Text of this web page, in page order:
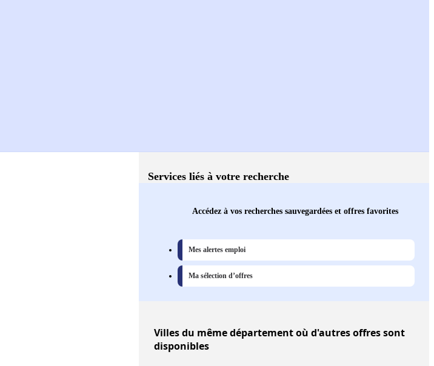
Services liés à votre recherche
Accédez à vos recherches sauvegardées et offres favorites
Mes alertes emploi
Ma sélection d’offres
Villesdu même département où d'autres offres sont
disponibles